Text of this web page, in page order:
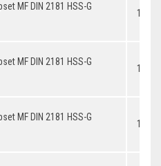
MF DIN 2181 HSS-G
MF DIN 2181 HSS-G
MF DIN 2181 HSS-G